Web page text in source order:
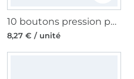
10 boutons pression pour anorak, 12 mm, couleur argent
8,27 € / unité